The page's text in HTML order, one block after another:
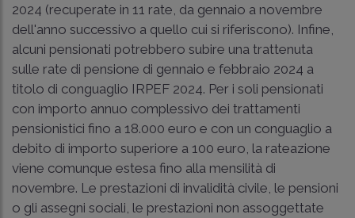
2024 (recuperate in 11 rate, da gennaio a novembre
dell'anno successivo a quello cui si riferiscono). Infine,
alcuni pensionati potrebbero subire una trattenuta
sulle rate di pensione di gennaio e febbraio 2024 a
titolo di conguaglio IRPEF 2024. Per i soli pensionati
con importo annuo complessivo dei trattamenti
pensionistici fino a 18.000 euro e con un conguaglio a
debito di importo superiore a 100 euro, la rateazione
viene comunque estesa fino alla mensilità di
novembre. Le prestazioni di invalidità civile, le pensioni
o gli assegni sociali, le prestazioni non assoggettate